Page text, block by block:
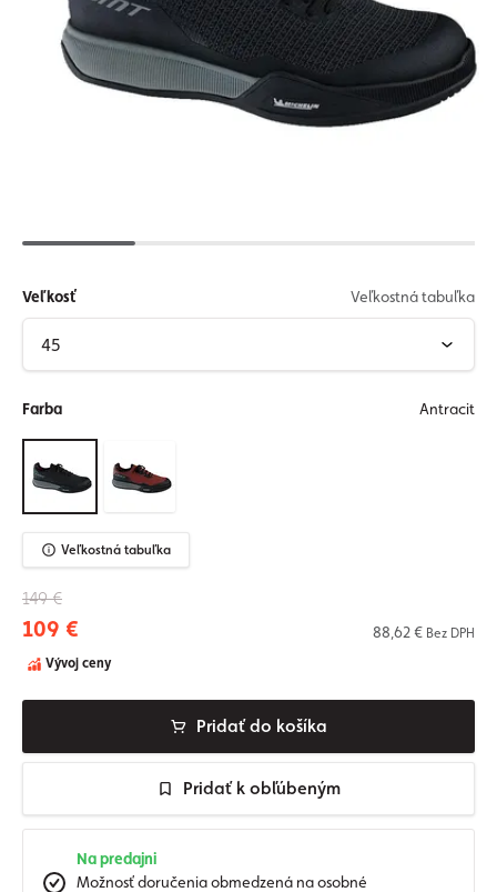
Veľkosť Veľkostná tabuľka
Farba Antracit
Veľkostná tabuľka
149 €
109 € 88,62 € Bez DPH
Vývoj ceny
Pridať do košíka
Pridať k obľúbeným
Na predajni
Možnosť doručenia obmedzená na osobné